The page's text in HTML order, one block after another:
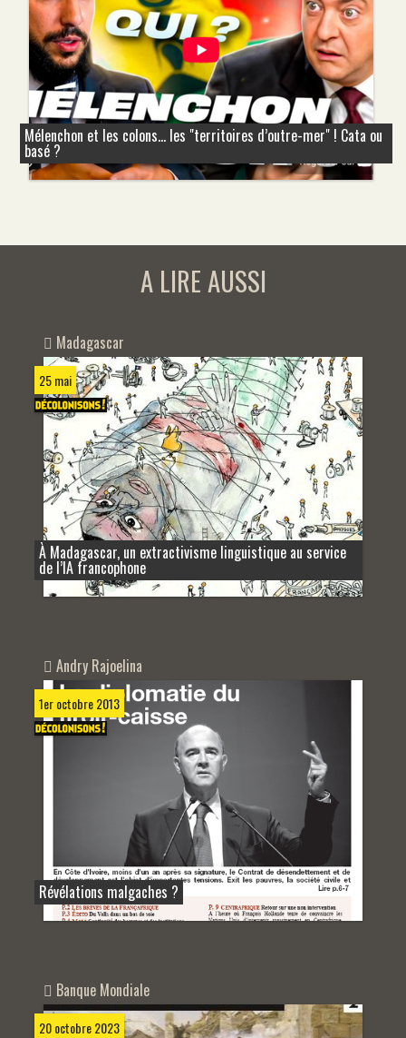
Mélenchon et les colons... les "territoires d’outre-mer" ! Cata ou
basé ?
A LIRE AUSSI
Madagascar
25 mai
À Madagascar, un extractivisme linguistique au service
de l’IA francophone
Andry Rajoelina
1er octobre 2013
Révélations malgaches ?
Banque Mondiale
20 octobre 2023